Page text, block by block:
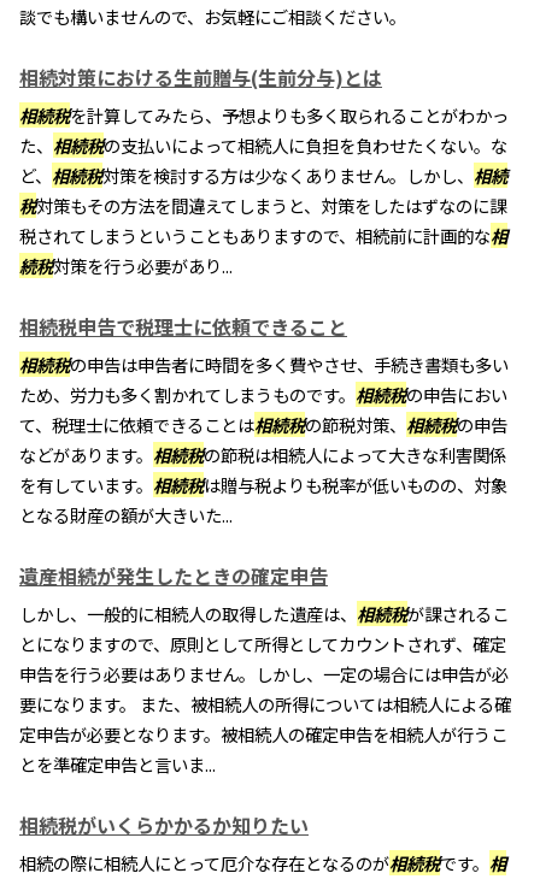
談でも構いませんので、お気軽にご相談ください。
相続対策における生前贈与(生前分与)とは
相続税を計算してみたら、予想よりも多く取られることがわかっ
た、 相続税の支払いによって相続人に負担を負わせたくない。な
ど、 相続税対策を検討する方は少なくありません。しかし、 相続
税対策もその方法を間違えてしまうと、対策をしたはずなのに課
税されてしまうということもありますので、相続前に計画的な相
続税対策を行う必要があり...
相続税申告で税理士に依頼できること
相続税の申告は申告者に時間を多く費やさせ、手続き書類も多い
ため、労力も多く割かれてしまうものです。 相続税の申告におい
て、税理士に依頼できることは相続税の節税対策、 相続税の申告
などがあります。 相続税の節税は相続人によって大きな利害関係
を有しています。 相続税は贈与税よりも税率が低いものの、対象
となる財産の額が大きいた...
遺産相続が発生したときの確定申告
しかし、一般的に相続人の取得した遺産は、 相続税が課されるこ
とになりますので、原則として所得としてカウントされず、確定
申告を行う必要はありません。しかし、一定の場合には申告が必
要になります。 また、被相続人の所得については相続人による確
定申告が必要となります。被相続人の確定申告を相続人が行うこ
とを準確定申告と言いま...
相続税がいくらかかるか知りたい
相続の際に相続人にとって厄介な存在となるのが相続税です。 相